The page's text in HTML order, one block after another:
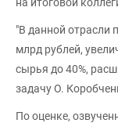
"В данной отрасли
млрд рублей,
сырья до 40%,
задачу О.
По оценке,